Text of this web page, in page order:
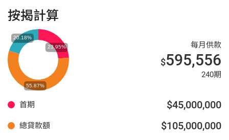
按揭計算
每月供款
$595,556
240期
首期 $45,000,000
總貸款額 $105,000,000